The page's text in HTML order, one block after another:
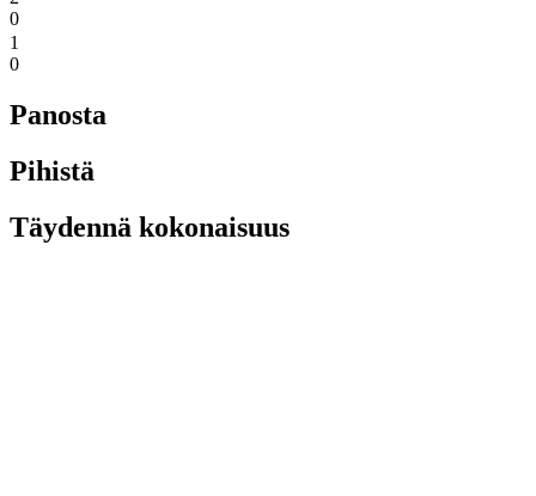
0
1
0
Panosta
Pihistä
Täydennä kokonaisuus